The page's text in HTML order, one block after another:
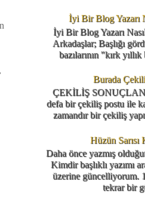
İyi Bir Blog Yazarı
İyi Bir Blog Yazarı
Arkadaşlar; Başlığı
bazılarının "kırk
Burada
ÇEKİLİŞ
defa bir çekiliş postu ile
zamandır bir çekiliş
Hüzün Sarısı
Daha önce yazmış
Kimdir başlıklı yazımı
üzerine güncelliyorum.
tekrar bir